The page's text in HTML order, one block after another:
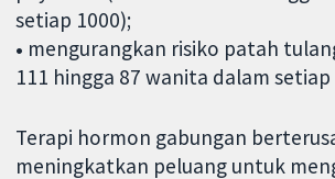
setiap 1000);
• mengurangkan risiko patah
111 hingga 87 wanita dalam setiap
Terapi hormon gabungan
meningkatkan peluang untuk